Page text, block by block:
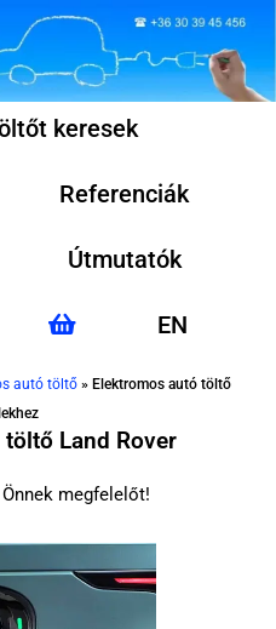
keresek
Referenciák
Útmutatók
EN
autó töltő » Elektromos autó töltő
Land Rover
megfelelőt!